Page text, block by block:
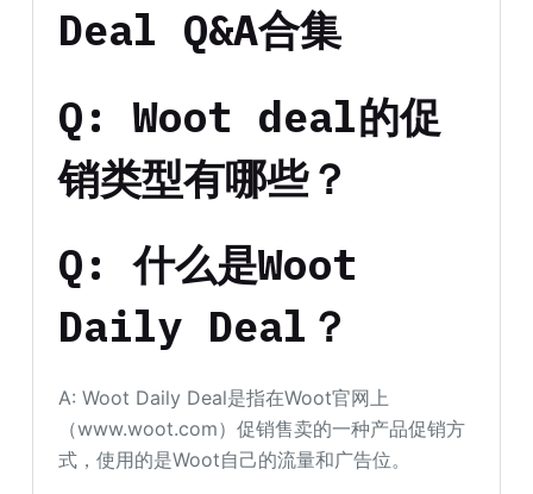
Deal Q&A合集
Q: Woot deal的促
销类型有哪些？
Q: 什么是Woot
Daily Deal？
A: Woot Daily Deal是指在Woot官网上
（www.woot.com）促销售卖的一种产品促销方
式，使用的是Woot自己的流量和广告位。